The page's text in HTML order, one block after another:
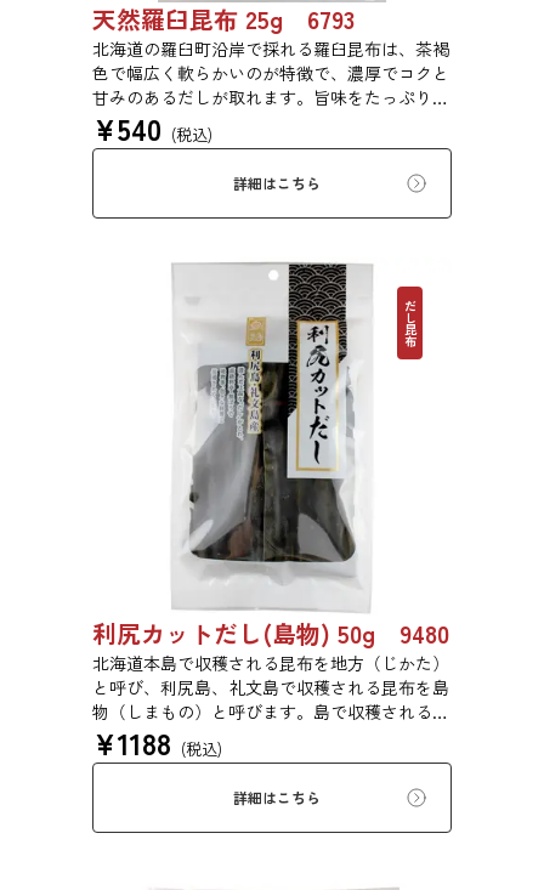
天然羅臼昆布 25g 6793
北海道の羅臼町沿岸で採れる羅臼昆布は、茶褐
色で幅広く軟らかいのが特徴で、濃厚でコクと
甘みのあるだしが取れます。旨味をたっぷり含
みもっちりした食感があるため、あらゆる用途
で評価の高い高級昆布です。
¥540 (税込)
詳細はこちら
だし昆布
利尻カットだし(島物) 50g 9480
北海道本島で収穫される昆布を地方（じかた）
と呼び、利尻島、礼文島で収穫される昆布を島
物（しまもの）と呼びます。島で収穫される昆
布は収穫量が少なく大変貴重なもので、その多
くは御本山のお台所や京都の有名料亭で使われ
¥1188 (税込)
詳細はこちら